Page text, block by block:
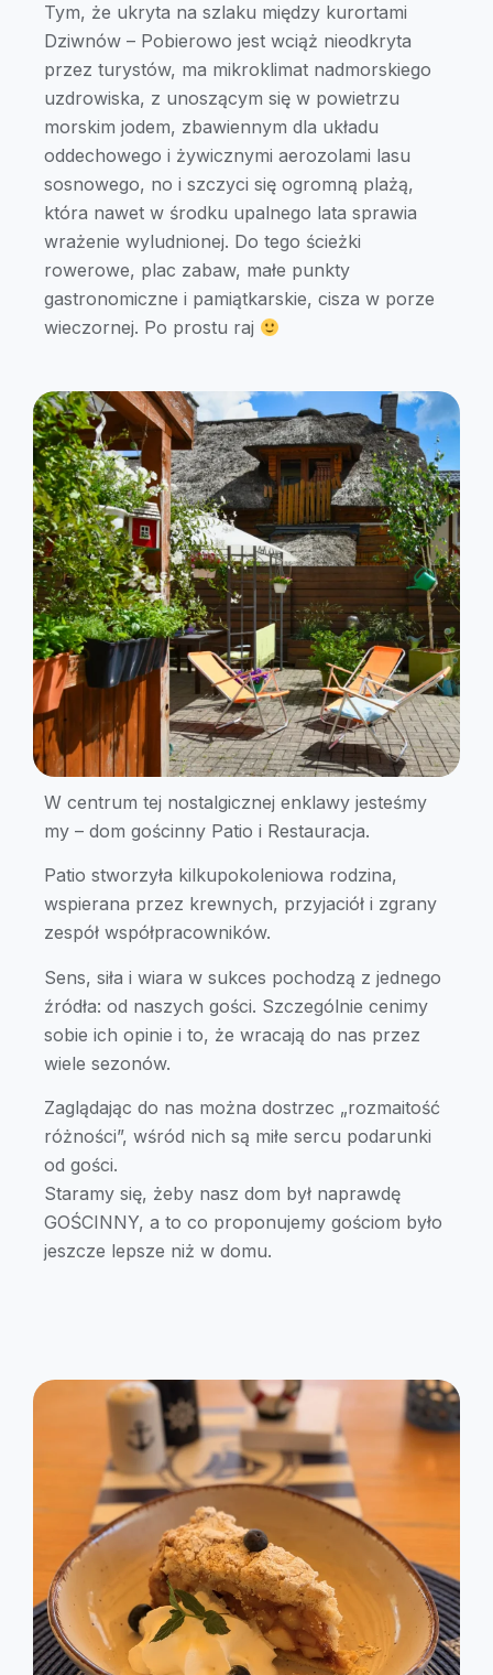
Tym, że ukryta na szlaku między kurortami
Dziwnów – Pobierowo jest wciąż nieodkryta
przez turystów, ma mikroklimat nadmorskiego
uzdrowiska, z unoszącym się w powietrzu
morskim jodem, zbawiennym dla układu
oddechowego i żywicznymi aerozolami lasu
sosnowego, no i szczyci się ogromną plażą,
która nawet w środku upalnego lata sprawia
wrażenie wyludnionej. Do tego ścieżki
rowerowe, plac zabaw, małe punkty
gastronomiczne i pamiątkarskie, cisza w porze
wieczornej. Po prostu raj
W centrum tej nostalgicznej enklawy jesteśmy
my – dom gościnny Patio i Restauracja.
Patio stworzyła kilkupokoleniowa rodzina,
wspierana przez krewnych, przyjaciół i zgrany
zespół współpracowników.
Sens, siła i wiara w sukces pochodzą z jednego
źródła: od naszych gości. Szczególnie cenimy
sobie ich opinie i to, że wracają do nas przez
wiele sezonów.
Zaglądając do nas można dostrzec „rozmaitość
różności”, wśród nich są miłe sercu podarunki
od gości.
Staramy się, żeby nasz dom był naprawdę
GOŚCINNY, a to co proponujemy gościom było
jeszcze lepsze niż w domu.